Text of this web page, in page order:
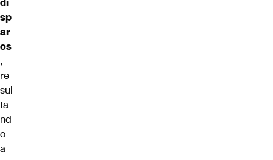
sp
ar
os
,
re
sul
ta
nd
o
a